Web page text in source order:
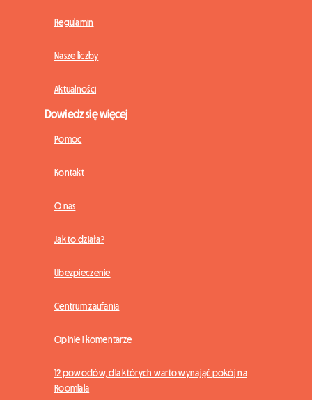
Regulamin
Nasze liczby
Aktualności
Dowiedz się więcej
Pomoc
Kontakt
O nas
Jak to działa?
Ubezpieczenie
Centrum zaufania
Opinie i komentarze
12 powodów, dla których warto wynająć pokój na
Roomlala